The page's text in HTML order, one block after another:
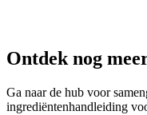
Ontdek nog
Ga naar de hub voor
ingrediëntenhandleiding